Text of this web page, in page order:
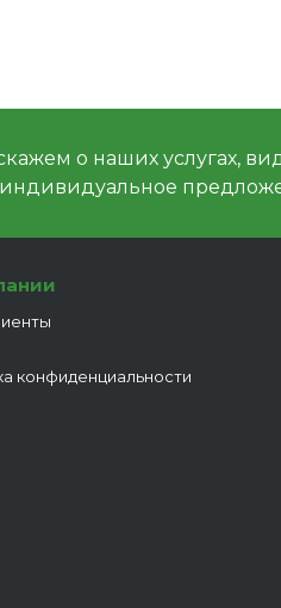
о наших услугах,
конфиденциальности